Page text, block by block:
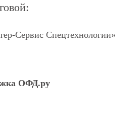
Сервис Спецтехнологии»
ОФД.ру